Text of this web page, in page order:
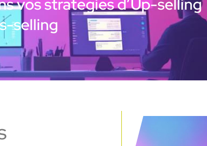
selling